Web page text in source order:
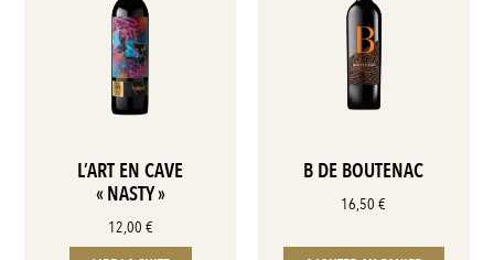
L’ART EN CAVE
« NASTY »
12,00 €
B DE BOUTENAC
16,50€